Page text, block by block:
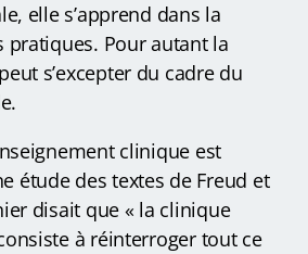
elle s’apprend dans la
Pour autant la
s’excepter du cadre du
clinique est
étude des textes de Freud et
disait que « la clinique
à réinterroger tout ce